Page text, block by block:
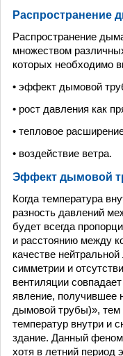
Распространение
Распространение
множеством
которых необходимо
• эффект дымовой
• рост давления как
• тепловое
• воздействие ветра.
Эффект дымовой
Когда температура
разность давлений
будет всегда
и расстоянию между
качестве
симметрии и
вентиляции
явление, получившее
дымовой трубы)»,
температур внутри и
здание. Данный
хотя в летний период